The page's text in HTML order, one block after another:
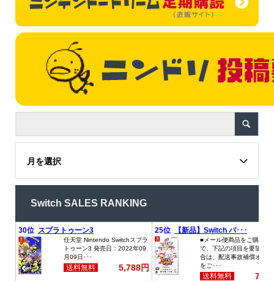
月を選択
Switch SALES RANKING